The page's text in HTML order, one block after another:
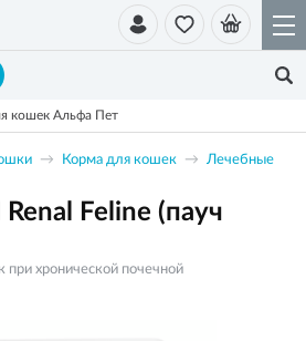
кошек Альфа Пет
Корма для кошек
Лечебные
Renal Feline (пауч
хронической почечной